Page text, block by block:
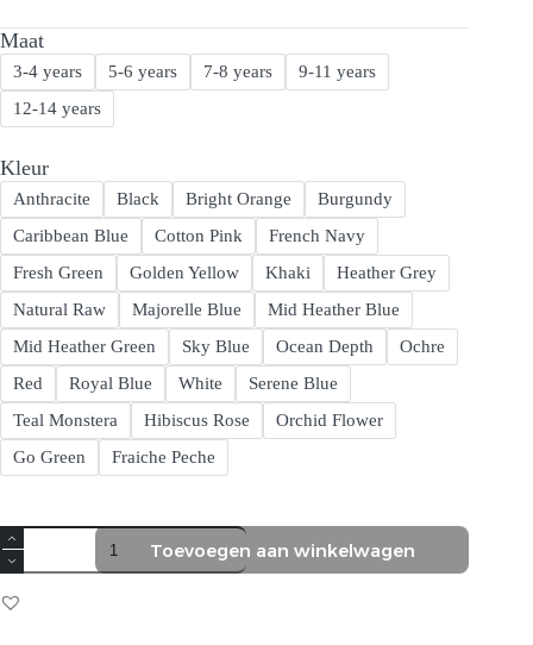
Maat
3-4 years 5-6 years 7-8 years
9-11 years
12-14 years
Kleur
Anthracite Black Bright Orange
Burgundy
Caribbean Blue
Cotton Pink
French Navy
Fresh Green
Golden Yellow Khaki
Heather Grey
Natural Raw
Majorelle Blue
Mid Heather Blue
Mid Heather Green
Sky Blue Ocean Depth
Ochre
Red
Royal Blue White
Serene Blue
Teal Monstera
Hibiscus Rose
Orchid Flower
Go Green
Fraiche Peche
Bampsie
Kids
T-
shirt
mind
Toevoegen aan winkelwagen